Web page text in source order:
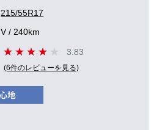
215/55R17
V / 240km
3.83
(6件のレビューを見る)